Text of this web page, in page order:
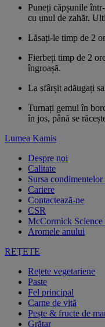
Puneți căpșunile
cu unul de zahăr.
Lăsați-le timp de 2
Fierbeți timp de 2
îngroașă.
La sfârșit adăugați
Turnați gemul în
în jos, până se
Lumea Kamis
Despre noi
Calitate
Sursa condimentelor
Cariere
Contactează-ne
CSR
McCormick Science
Aromele anului
REŢETE
Rețete vegetariene
Paste
Fel principal
Carne de vită
Pește & fructe de
Grătar